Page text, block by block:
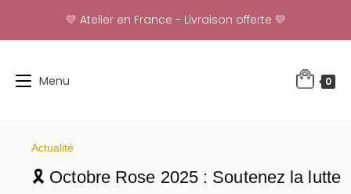
content
💛 Atelier en France - Livraison offerte 💛
Menu 0
Actualité
🎗️ Octobre Rose 2025 : Soutenez la lutte